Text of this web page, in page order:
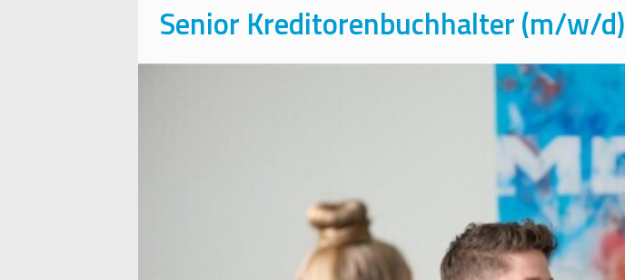
Senior Kreditorenbuchhalter (m/w/d)